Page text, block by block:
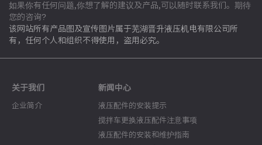
如果你有任何问题,你想了解的建议及产品,可以随时联系我们。期待
您的咨询?
该网站所有产品图及宣传图片属于芜湖晋升液压机电有限公司所
有，任何个人和组织不得使用，盗用必究。
关于我们
企业简介
新闻中心
液压配件的安装提示
搅拌车更换液压配件注意事项
液压配件的安装和维护指南